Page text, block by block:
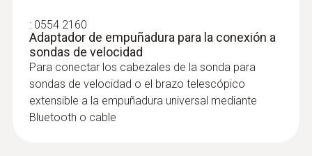
0563 4409
Set combinado 1 para caudal testo 440
delta P con Bluetooth®
: 0554 2160
Adaptador de empuñadura para la conexión a
sondas de velocidad
Para conectar los cabezales de la sonda para
sondas de velocidad o el brazo telescópico
extensible a la empuñadura universal mediante
Bluetooth o cable